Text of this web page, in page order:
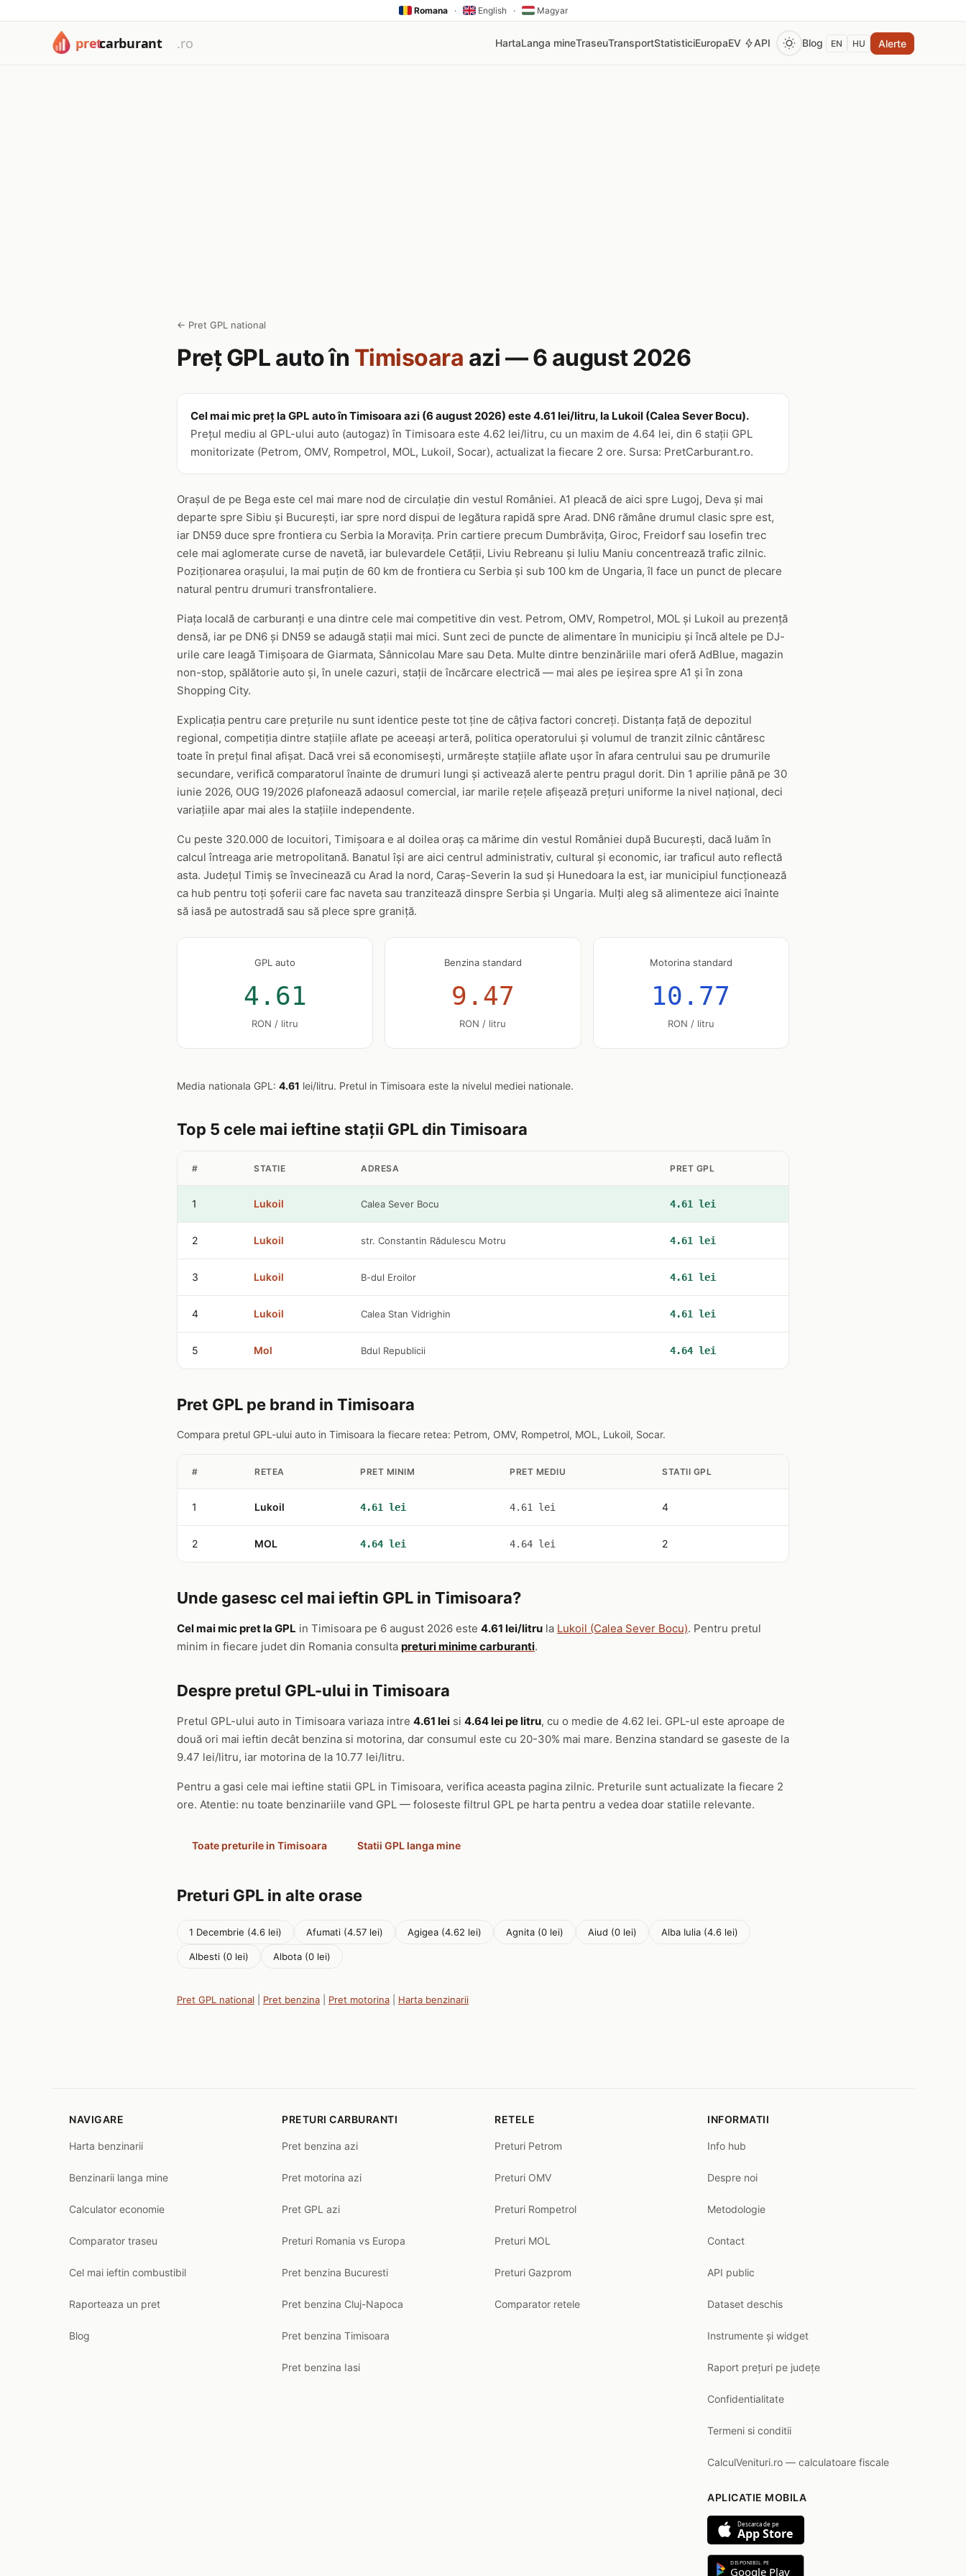
Romana · English · Magyar
HartaLanga mineTraseuTransportStatisticiEuropaEV API Blog EN HU Alerte
← Pret GPL national
Preț GPL auto în Timisoara azi — 6 august 2026
Cel mai mic preț la GPL auto în Timisoara azi (6 august 2026) este 4.61 lei/litru, la Lukoil (Calea Sever Bocu).
Prețul mediu al GPL-ului auto (autogaz) în Timisoara este 4.62 lei/litru, cu un maxim de 4.64 lei, din 6 stații GPL
monitorizate (Petrom, OMV, Rompetrol, MOL, Lukoil, Socar), actualizat la fiecare 2 ore. Sursa: PretCarburant.ro.
Orașul de pe Bega este cel mai mare nod de circulație din vestul României. A1 pleacă de aici spre Lugoj, Deva și mai
departe spre Sibiu și București, iar spre nord dispui de legătura rapidă spre Arad. DN6 rămâne drumul clasic spre est,
iar DN59 duce spre frontiera cu Serbia la Moravița. Prin cartiere precum Dumbrăvița, Giroc, Freidorf sau Iosefin trec
cele mai aglomerate curse de navetă, iar bulevardele Cetății, Liviu Rebreanu și Iuliu Maniu concentrează trafic zilnic.
Poziționarea orașului, la mai puțin de 60 km de frontiera cu Serbia și sub 100 km de Ungaria, îl face un punct de plecare
natural pentru drumuri transfrontaliere.
Piața locală de carburanți e una dintre cele mai competitive din vest. Petrom, OMV, Rompetrol, MOL și Lukoil au prezență
densă, iar pe DN6 și DN59 se adaugă stații mai mici. Sunt zeci de puncte de alimentare în municipiu și încă altele pe DJ-
urile care leagă Timișoara de Giarmata, Sânnicolau Mare sau Deta. Multe dintre benzinăriile mari oferă AdBlue, magazin
non-stop, spălătorie auto și, în unele cazuri, stații de încărcare electrică — mai ales pe ieșirea spre A1 și în zona
Shopping City.
Explicația pentru care prețurile nu sunt identice peste tot ține de câțiva factori concreți. Distanța față de depozitul
regional, competiția dintre stațiile aflate pe aceeași arteră, politica operatorului și volumul de tranzit zilnic cântăresc
toate în prețul final afișat. Dacă vrei să economisești, urmărește stațiile aflate ușor în afara centrului sau pe drumurile
secundare, verifică comparatorul înainte de drumuri lungi și activează alerte pentru pragul dorit. Din 1 aprilie până pe 30
iunie 2026, OUG 19/2026 plafonează adaosul comercial, iar marile rețele afișează prețuri uniforme la nivel național, deci
variațiile apar mai ales la stațiile independente.
Cu peste 320.000 de locuitori, Timișoara e al doilea oraș ca mărime din vestul României după București, dacă luăm în
calcul întreaga arie metropolitană. Banatul își are aici centrul administrativ, cultural și economic, iar traficul auto reflectă
asta. Județul Timiș se învecinează cu Arad la nord, Caraș-Severin la sud și Hunedoara la est, iar municipiul funcționează
ca hub pentru toți șoferii care fac naveta sau tranzitează dinspre Serbia și Ungaria. Mulți aleg să alimenteze aici înainte
să iasă pe autostradă sau să plece spre graniță.
GPL auto
4.61
RON / litru
Benzina standard
9.47
RON / litru
Motorina standard
10.77
RON / litru
Media nationala GPL: 4.61 lei/litru. Pretul in Timisoara este la nivelul mediei nationale.
Top 5 cele mai ieftine stații GPL din Timisoara
# STATIE ADRESA PRET GPL
1 Lukoil Calea Sever Bocu 4.61 lei
2 Lukoil str. Constantin Rădulescu Motru 4.61 lei
3 Lukoil B-dul Eroilor 4.61 lei
4 Lukoil Calea Stan Vidrighin 4.61 lei
5 Mol Bdul Republicii 4.64 lei
Pret GPL pe brand in Timisoara
Compara pretul GPL-ului auto in Timisoara la fiecare retea: Petrom, OMV, Rompetrol, MOL, Lukoil, Socar.
# RETEA PRET MINIM PRET MEDIU STATII GPL
1 Lukoil 4.61 lei 4.61 lei 4
2 MOL 4.64 lei 4.64 lei 2
Unde gasesc cel mai ieftin GPL in Timisoara?
Cel mai mic pret la GPL in Timisoara pe 6 august 2026 este 4.61 lei/litru la Lukoil (Calea Sever Bocu). Pentru pretul
minim in fiecare judet din Romania consulta preturi minime carburanti.
Despre pretul GPL-ului in Timisoara
Pretul GPL-ului auto in Timisoara variaza intre 4.61 lei si 4.64 lei pe litru, cu o medie de 4.62 lei. GPL-ul este aproape de
două ori mai ieftin decât benzina si motorina, dar consumul este cu 20-30% mai mare. Benzina standard se gaseste de la
9.47 lei/litru, iar motorina de la 10.77 lei/litru.
Pentru a gasi cele mai ieftine statii GPL in Timisoara, verifica aceasta pagina zilnic. Preturile sunt actualizate la fiecare 2
ore. Atentie: nu toate benzinariile vand GPL — foloseste filtrul GPL pe harta pentru a vedea doar statiile relevante.
Toate preturile in Timisoara Statii GPL langa mine
Preturi GPL in alte orase
1 Decembrie (4.6 lei) Afumati (4.57 lei) Agigea (4.62 lei) Agnita (0 lei) Aiud (0 lei) Alba Iulia (4.6 lei)
Albesti (0 lei) Albota (0 lei)
Pret GPL national Pret benzina Pret motorina Harta benzinarii
NAVIGARE
Harta benzinarii
Benzinarii langa mine
Calculator economie
Comparator traseu
Cel mai ieftin combustibil
Raporteaza un pret
Blog
PRETURI CARBURANTI
Pret benzina azi
Pret motorina azi
Pret GPL azi
Preturi Romania vs Europa
Pret benzina Bucuresti
Pret benzina Cluj-Napoca
Pret benzina Timisoara
Pret benzina Iasi
RETELE
Preturi Petrom
Preturi OMV
Preturi Rompetrol
Preturi MOL
Preturi Gazprom
Comparator retele
INFORMATII
Info hub
Despre noi
Metodologie
Contact
API public
Dataset deschis
Instrumente și widget
Raport prețuri pe județe
Confidentialitate
Termeni si conditii
CalculVenituri.ro — calculatoare fiscale
APLICATIE MOBILA
Descarca de pe
App Store
DISPONIBIL PE
Google Play